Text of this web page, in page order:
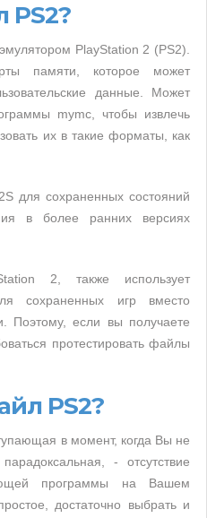
PS2?
PlayStation 2 (PS2).
памяти, которое может
данные. Может
mymc, чтобы извлечь
их в такие форматы, как
для сохраненных состояний
в более ранних версиях
2, также использует
сохраненных игр вместо
Поэтому, если вы получаете
протестировать файлы
PS2?
в момент, когда Вы не
- отсутствие
программы на Вашем
достаточно выбрать и